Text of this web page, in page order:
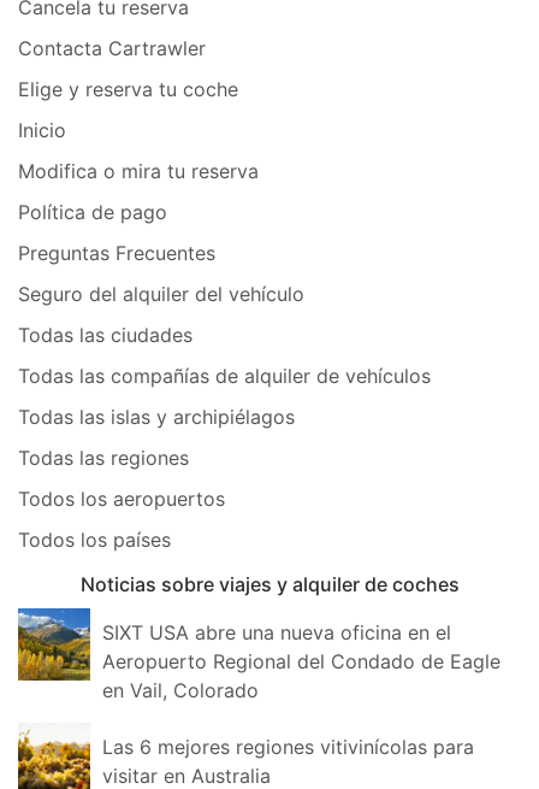
Cancela tu reserva
Contacta Cartrawler
Elige y reserva tu coche
Inicio
Modifica o mira tu reserva
Política de pago
Preguntas Frecuentes
Seguro del alquiler del vehículo
Todas las ciudades
Todas las compañías de alquiler de vehículos
Todas las islas y archipiélagos
Todas las regiones
Todos los aeropuertos
Todos los países
Noticias sobre viajes y alquiler de coches
SIXT USA abre una nueva oficina en el
Aeropuerto Regional del Condado de Eagle
en Vail, Colorado
Las 6 mejores regiones vitivinícolas para
visitar en Australia